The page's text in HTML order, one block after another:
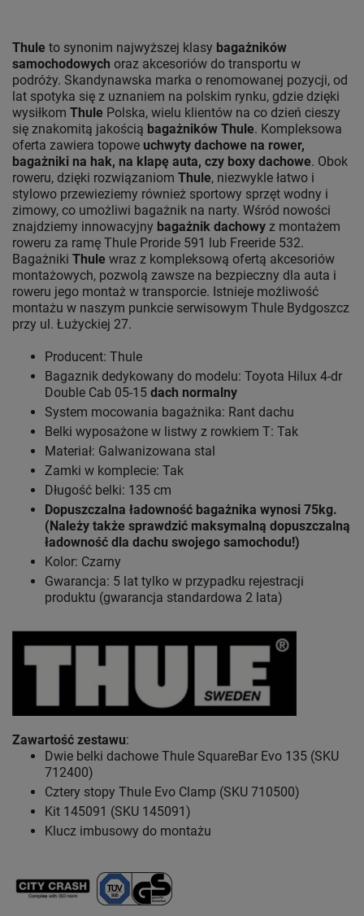
Thule to synonim najwyższej klasy bagażników
samochodowych oraz akcesoriów do transportu w
podróży. Skandynawska marka o renomowanej pozycji, od
lat spotyka się z uznaniem na polskim rynku, gdzie dzięki
wysiłkom Thule Polska, wielu klientów na co dzień cieszy
się znakomitą jakością bagażników Thule. Kompleksowa
oferta zawiera topowe uchwyty dachowe na rower,
bagażniki na hak, na klapę auta, czy boxy dachowe. Obok
roweru, dzięki rozwiązaniom Thule, niezwykle łatwo i
stylowo przewieziemy również sportowy sprzęt wodny i
zimowy, co umożliwi bagażnik na narty. Wśród nowości
znajdziemy innowacyjny bagażnik dachowy z montażem
roweru za ramę Thule Proride 591 lub Freeride 532.
Bagażniki Thule wraz z kompleksową ofertą akcesoriów
montażowych, pozwolą zawsze na bezpieczny dla auta i
roweru jego montaż w transporcie. Istnieje możliwość
montażu w naszym punkcie serwisowym Thule Bydgoszcz
przy ul. Łużyckiej 27.
Producent: Thule
Bagaznik dedykowany do modelu: Toyota Hilux 4-dr
Double Cab 05-15 dach normalny
System mocowania bagażnika: Rant dachu
Belki wyposażone w listwy z rowkiem T: Tak
Materiał: Galwanizowana stal
Zamki w komplecie: Tak
Długość belki: 135 cm
Dopuszczalna ładowność bagażnika wynosi 75kg.
(Należy także sprawdzić maksymalną dopuszczalną
ładowność dla dachu swojego samochodu!)
Kolor: Czarny
Gwarancja: 5 lat tylko w przypadku rejestracji
produktu (gwarancja standardowa 2 lata)
Zawartość zestawu:
Dwie belki dachowe Thule SquareBar Evo 135 (SKU
712400)
Cztery stopy Thule Evo Clamp (SKU 710500)
Kit 145091 (SKU 145091)
Klucz imbusowy do montażu